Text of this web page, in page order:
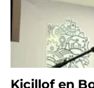
Kicillof en